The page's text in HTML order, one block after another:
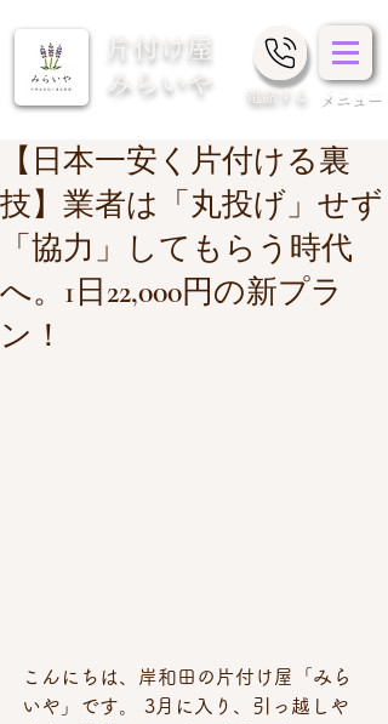
片付け屋
みらいや
​電話する メニュー
【日本一安く片付ける裏
技】業者は「丸投げ」せず
「協力」してもらう時代
へ。1日22,000円の新プラ
ン！
こんにちは、岸和田の片付け屋「みら
いや」です。 3月に入り、引っ越しや